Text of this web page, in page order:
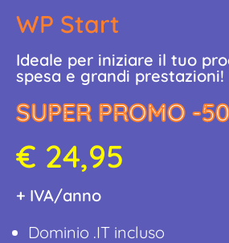
WP Start
Ideale per iniziare il tuo
spesa e grandi prestazioni!
SUPER PROMO -
€ 24,95
+ IVA/anno
Dominio .IT incluso